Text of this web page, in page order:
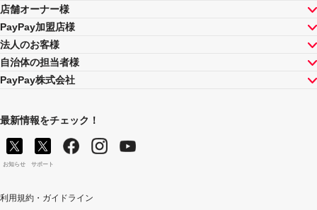
店舗オーナー様
PayPay加盟店様
法人のお客様
自治体の担当者様
PayPay株式会社
最新情報をチェック！
お知らせ サポート
利用規約・ガイドライン